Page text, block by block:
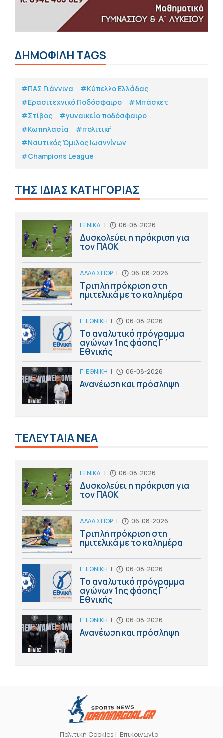
ΔΗΜΟΦΙΛΗ TAGS
#ΠΑΣ Γιάννινα
#Κύπελλο Ελλάδας
#Eρασιτεχνικό Ποδόσφαιρο
#Μπάσκετ
#Στίβος
#γυναικείο ποδόσφαιρο
#Κωπηλασία
#πολιτική
#Ναυτικός Όμιλος Ιωαννίνων
#Champions League
ΤΗΣ ΙΔΙΑΣ ΚΑΤΗΓΟΡΙΑΣ
ΓΕΝΙΚΑ | 06-08-2026
Δυσκολεύει η πρόκριση για
τον ΠΑΟΚ
ΑΛΛΑ ΣΠΟΡ | 06-08-2026
Τριπλή πρόκριση στη
ημιτελικά με το καλημέρα
Γ' ΕΘΝΙΚΗ | 06-08-2026
Το αναλυτικό πρόγραμμα
αγώνων 1ης φάσης Γ΄
Εθνικής
Γ' ΕΘΝΙΚΗ | 06-08-2026
Ανανέωση και πρόσληψη
ΤΕΛΕΥΤΑΙΑ ΝΕΑ
ΓΕΝΙΚΑ | 06-08-2026
Δυσκολεύει η πρόκριση για
τον ΠΑΟΚ
ΑΛΛΑ ΣΠΟΡ | 06-08-2026
Τριπλή πρόκριση στη
ημιτελικά με το καλημέρα
Γ' ΕΘΝΙΚΗ | 06-08-2026
Το αναλυτικό πρόγραμμα
αγώνων 1ης φάσης Γ΄
Εθνικής
Γ' ΕΘΝΙΚΗ | 06-08-2026
Ανανέωση και πρόσληψη
Πολιτική Cookies Επικοινωνία